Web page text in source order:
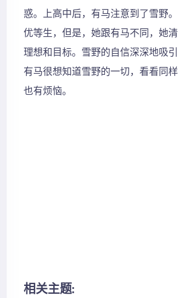
惑。上高中后，有马注意到了雪野
优等生，但是，她跟有马不同，她
理想和目标。雪野的自信深深地吸
有马很想知道雪野的一切，看看同
也有烦恼。
相关主题: